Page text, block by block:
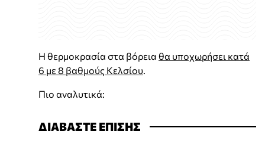
Η θερμοκρασία στα βόρεια θα υποχωρήσει κατά
6 με 8 βαθμούς Κελσίου.
Πιο αναλυτικά:
ΔΙΑΒΑΣΤΕ ΕΠΙΣΗΣ